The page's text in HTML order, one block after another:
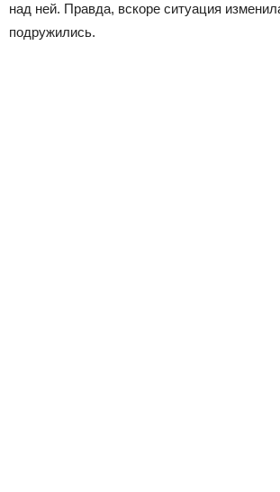
над ней. Правда, вскоре ситуация
подружились.